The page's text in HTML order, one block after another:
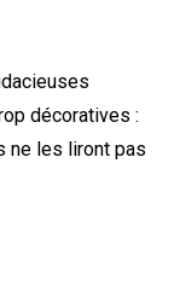
décoratives :
ne les liront pas